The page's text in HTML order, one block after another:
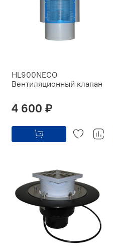
HL900NECO
Вентиляционный клапан
4 600 ₽